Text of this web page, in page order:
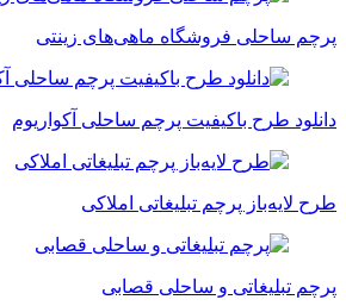
پرچم ساحلی فروشگاه ماهی‌های زینتی
دانلود طرح باکیفیت پرچم ساحلی آکواریوم
طرح لایه‌باز پرچم تبلیغاتی املاکی
پرچم تبلیغاتی و ساحلی قصابی